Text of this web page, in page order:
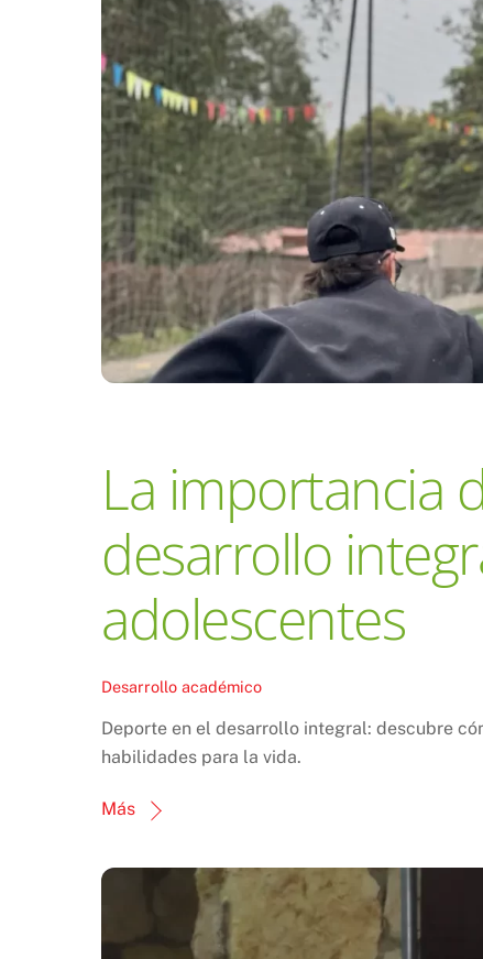
La importancia
desarrollo
adolescentes
Desarrollo académico
Deporte en el desarrollo integral: descubre
habilidades para la vida.
Más